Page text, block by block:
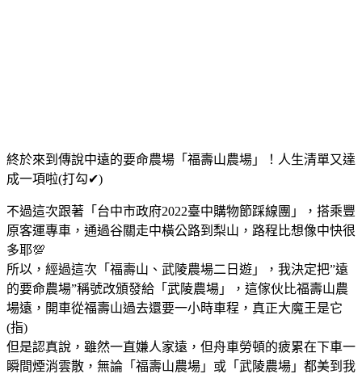
終於來到傳說中遠的要命農場「福壽山農場」！人生清單又達
成一項啦(打勾✔)
不過這次跟著「台中市政府2022臺中購物節踩線團」，搭乘豐
原客運專車，通過谷關走中橫公路到梨山，路程比想像中快很
多耶💯
所以，經過這次「福壽山、武陵農場二日遊」，我決定把”遠
的要命農場”稱號改頒發給「武陵農場」，這傢伙比福壽山農
場遠，開車從福壽山過去還要一小時車程，真正大魔王是它
(指)
但是認真說，雖然一直嫌人家遠，但舟車勞頓的疲累在下車一
瞬間煙消雲散，無論「福壽山農場」或「武陵農場」都美到我